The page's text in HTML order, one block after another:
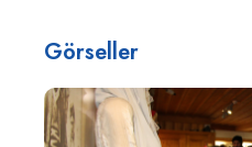
Görseller